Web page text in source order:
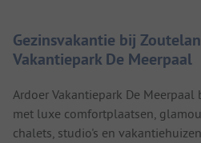
Gezinsvakantie bij
Vakantiepark De Meerpaal
Ardoer Vakantiepark De
met luxe comfortplaatsen,
chalets, studio's en